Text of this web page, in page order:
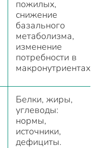
пожилых,
снижение
базального
метаболизма,
изменение
потребности в
макронутриентах
Белки, жиры,
углеводы:
нормы,
источники,
дефициты.